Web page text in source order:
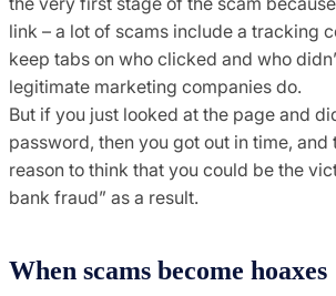
link – a lot of scams include a tracking
keep tabs on who clicked and who
legitimate marketing companies do.
But if you just looked at the page and
password, then you got out in time, and
reason to think that you could be the
bank fraud” as a result.
When scams become hoaxes